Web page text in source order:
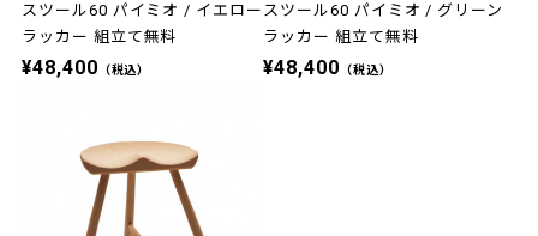
スツール60 パイミオ / イエロー
ラッカー 組立て無料
¥48,400 （税込）
スツール60 パイミオ / グリーン
ラッカー 組立て無料
¥48,400 （税込）